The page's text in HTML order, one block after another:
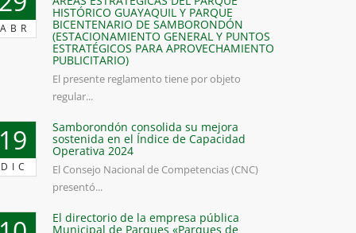
ABR
HISTÓRICO GUAYAQUIL Y PARQUE
BICENTENARIO DE SAMBORONDÓN
(ESTACIONAMIENTO GENERAL Y PUNTOS
ESTRATÉGICOS PARA APROVECHAMIENTO
PUBLICITARIO)
El presente reglamento tiene por objeto
regular...
DIC
Samborondón consolida su mejora
sostenida en el Índice de Capacidad
Operativa 2024
El Consejo Nacional de Competencias (CNC)
presentó...
El directorio de la empresa pública
Municipal de Parques «Parques de